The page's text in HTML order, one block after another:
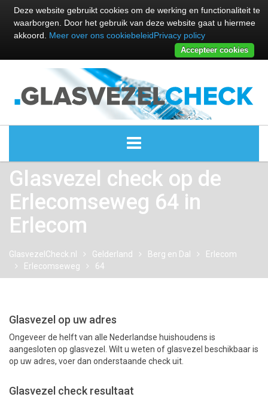
ALLE GLASVEZEL PROVIDERS
GLASVEZEL PROVIDERS
GLASVEZEL ALTERNATIEVEN
Glasvezel check op de
Erlecomseweg 64 in
Erlecom
GlasvezelCheck.nl Gelderland Berg en Dal
Erlecom
Erlecomseweg
64
Glasvezel op uw adres
Ongeveer de helft van alle Nederlandse huishoudens is
aangesloten op glasvezel. Wilt u weten of glasvezel beschikbaar is
op uw adres, voer dan onderstaande check uit.
Glasvezel check resultaat
Deze website gebruikt cookies om de werking en functionaliteit te
waarborgen. Door het gebruik van deze website gaat u hiermee
akkoord. Meer over ons cookiebeleidPrivacy policy
Accepteer cookies